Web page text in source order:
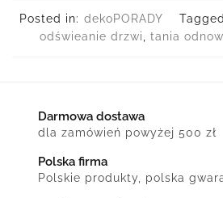
Posted in: dekoPORADY
odświeanie drzwi
tania
Darmowa dostawa
dla zamówień powyżej 500 zł
Polska firma
Polskie produkty, polska